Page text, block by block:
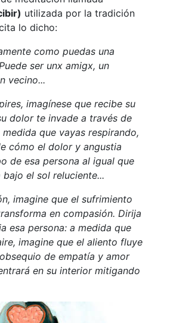
utilizada por la tradición
lo dicho:
como puedas una
ser unx amigx, un
vecino...
imagínese que recibe su
dolor te invade a través de
que vayas respirando,
cómo el dolor y angustia
de esa persona al igual que
el sol reluciente...
imagine que el sufrimiento
en compasión. Dirija
esa persona: a medida que
imagine que el aliento fluye
de empatía y amor
en su interior mitigando